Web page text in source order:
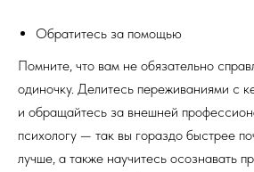
Обратитесь за помощью
Помните, что вам не обязательно
одиночку. Делитесь переживаниями с
и обращайтесь за внешней
психологу — так вы гораздо быстрее
лучше, а также научитесь осознавать